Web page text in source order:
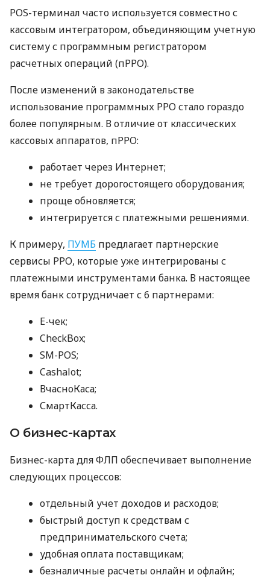
POS-терминал часто используется совместно с
кассовым интегратором, объединяющим учетную
систему с программным регистратором
расчетных операций (пРРО).
После изменений в законодательстве
использование программных РРО стало гораздо
более популярным. В отличие от классических
кассовых аппаратов, пРРО:
работает через Интернет;
не требует дорогостоящего оборудования;
проще обновляется;
интегрируется с платежными решениями.
К примеру, ПУМБ предлагает партнерские
сервисы РРО, которые уже интегрированы с
платежными инструментами банка. В настоящее
время банк сотрудничает с 6 партнерами:
E-чек;
CheckBox;
SM-POS;
Cashalot;
ВчасноКаса;
СмартКасса.
О бизнес-картах
Бизнес-карта для ФЛП обеспечивает выполнение
следующих процессов:
отдельный учет доходов и расходов;
быстрый доступ к средствам с
предпринимательского счета;
удобная оплата поставщикам;
безналичные расчеты онлайн и офлайн;